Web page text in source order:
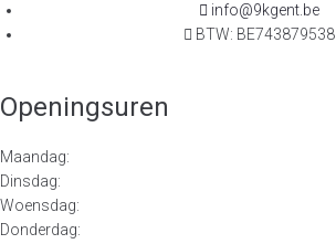
info@9kgent.be
BTW: BE743879538
Openingsuren
Maandag:
Dinsdag:
Woensdag:
Donderdag: